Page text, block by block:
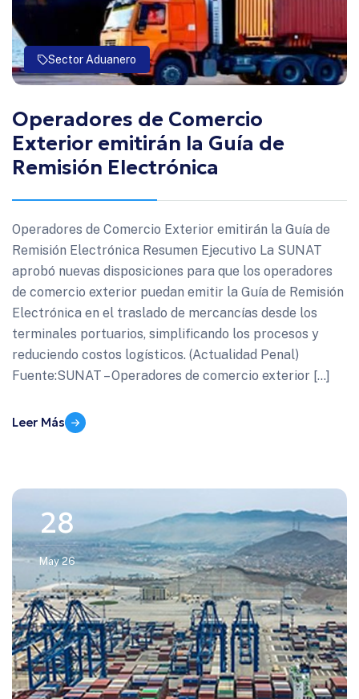
Sector Aduanero
Operadores de Comercio
Exterior emitirán la Guía de
Remisión Electrónica
Operadores de Comercio Exterior emitirán la Guía de
Remisión Electrónica Resumen Ejecutivo La SUNAT
aprobó nuevas disposiciones para que los operadores
de comercio exterior puedan emitir la Guía de Remisión
Electrónica en el traslado de mercancías desde los
terminales portuarios, simplificando los procesos y
reduciendo costos logísticos. (Actualidad Penal)
Fuente:SUNAT – Operadores de comercio exterior […]
Leer Más
28
May 26